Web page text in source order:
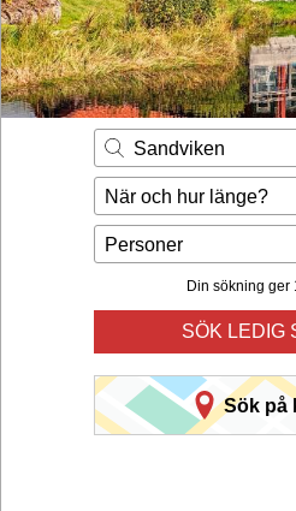
Kontakt
Husägare
Se hur mycket du kan tjäna
Räkna ut din
hyresintäkt
Sandviken
När och hur länge?
Personer
Din sökning ger
SÖK LEDIG
Sök på